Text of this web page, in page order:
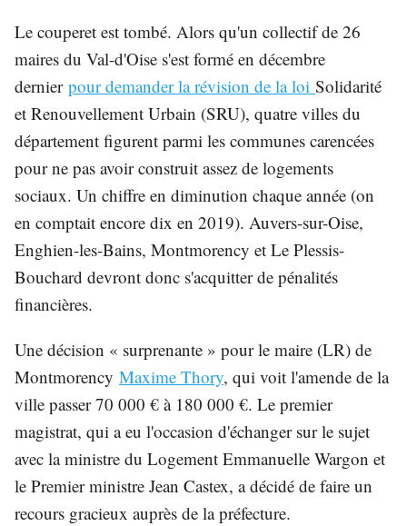
Le couperet est tombé. Alors qu'un collectif de 26
maires du Val-d'Oise s'est formé en décembre
dernier pour demander la révision de la loi Solidarité
et Renouvellement Urbain (SRU), quatre villes du
département figurent parmi les communes carencées
pour ne pas avoir construit assez de logements
sociaux. Un chiffre en diminution chaque année (on
en comptait encore dix en 2019). Auvers-sur-Oise,
Enghien-les-Bains, Montmorency et Le Plessis-
Bouchard devront donc s'acquitter de pénalités
financières.
Une décision « surprenante » pour le maire (LR) de
Montmorency Maxime Thory, qui voit l'amende de la
ville passer 70 000 € à 180 000 €. Le premier
magistrat, qui a eu l'occasion d'échanger sur le sujet
avec la ministre du Logement Emmanuelle Wargon et
le Premier ministre Jean Castex, a décidé de faire un
recours gracieux auprès de la préfecture.